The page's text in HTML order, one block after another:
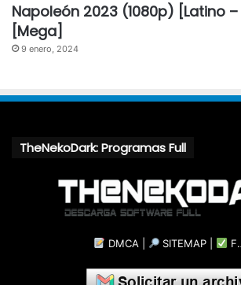
Napoleón 2023 (1080p) [Latino –
[Mega]
9 enero, 2024
TheNekoDark: Programas Full
DMCA SITEMAP